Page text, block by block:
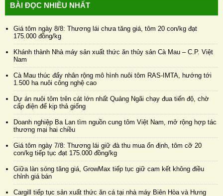
BÀI ĐỌC NHIỀU NHẤT
Giá tôm ngày 8/8: Thương lái chưa tăng giá, tôm 20 con/kg đạt
175.000 đồng/kg
Khánh thành Nhà máy sản xuất thức ăn thủy sản Cà Mau – C.P. Việt
Nam
Cà Mau thúc đẩy nhân rộng mô hình nuôi tôm RAS-IMTA, hướng tới
1.500 ha nuôi công nghệ cao
Dự án nuôi tôm trên cát lớn nhất Quảng Ngãi chạy đua tiến độ, chờ
cấp điện để kịp thả giống
Doanh nghiệp Ba Lan tìm nguồn cung tôm Việt Nam, mở rộng hợp tác
thương mại hai chiều
Giá tôm ngày 7/8: Thương lái giữ đà thu mua ổn định, tôm cỡ 20
con/kg tiếp tục đạt 175.000 đồng/kg
Giữa làn sóng tăng giá, GrowMax tiếp tục giữ cam kết không điều
chỉnh giá bán
Cargill tiếp tục sản xuất thức ăn cá tại nhà máy Biên Hòa và Hưng